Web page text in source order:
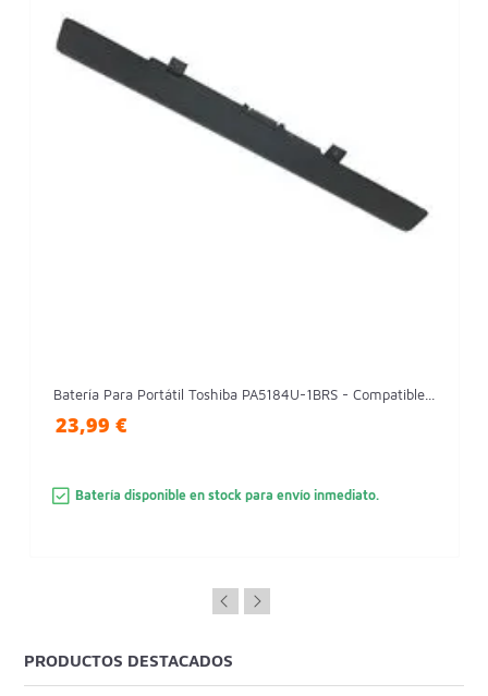
Batería Para Portátil Toshiba PA5184U-1BRS - Compatible...
23,99 €
Batería disponible en stock para envío inmediato.
PRODUCTOS DESTACADOS